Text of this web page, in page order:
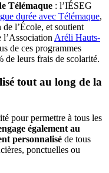
Télémaque : l’IÉSEG
durée avec Télémaque,
l’École, et soutient
l’Association Aréli Hauts-
de ces programmes
de leurs frais de scolarité.
tout au long de la
pour permettre à tous les
également au
personnalisé de tous
ponctuelles ou